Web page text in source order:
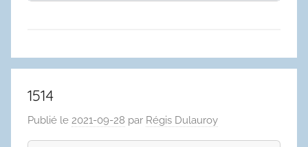
1514
Publié le 2021-09-28 par Régis Dulauroy